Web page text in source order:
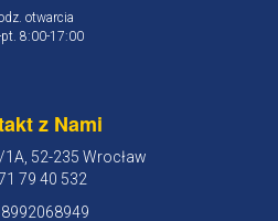
otwarcia
pt. 8:00-17:00
z Nami
52-235 Wrocław
79 40 532
8992068949